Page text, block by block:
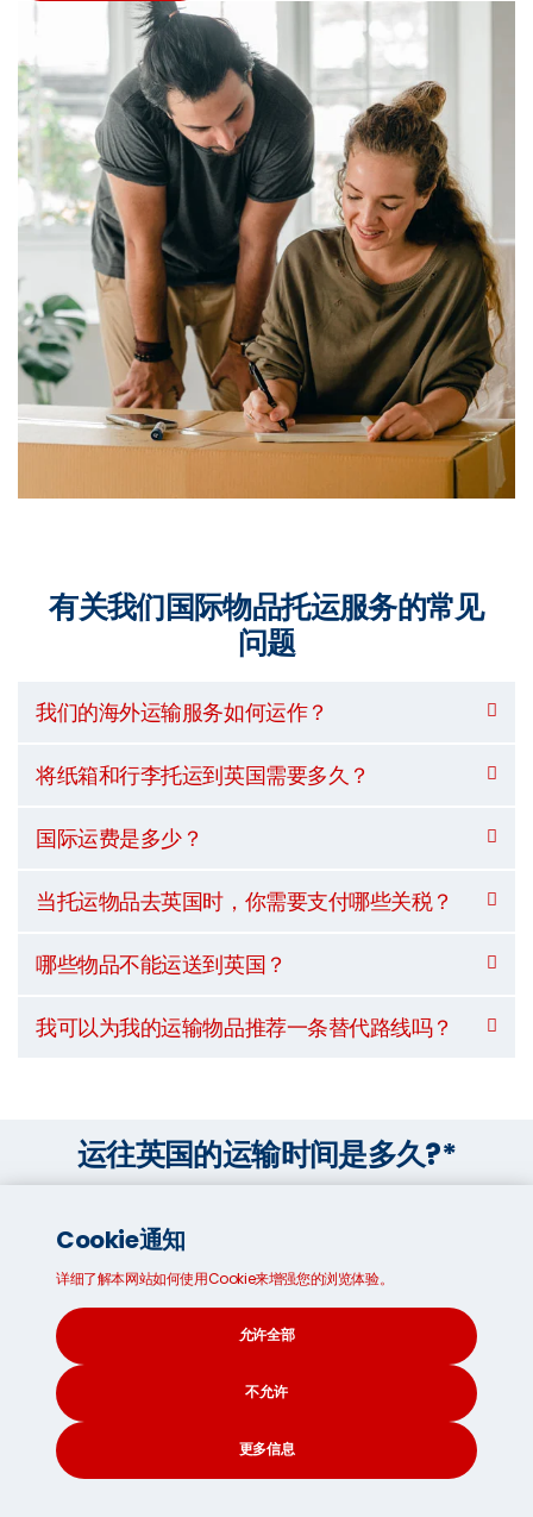
有关我们国际物品托运服务的常见
问题
我们的海外运输服务如何运作？
将纸箱和行李托运到英国需要多久？
国际运费是多少？
当托运物品去英国时，你需要支付哪些关税？
哪些物品不能运送到英国？
我可以为我的运输物品推荐一条替代路线吗？
运往英国的运输时间是多久?*
92
Cookie通知
详细了解本网站如何使用Cookie来增强您的浏览体验。
允许全部
不允许
更多信息